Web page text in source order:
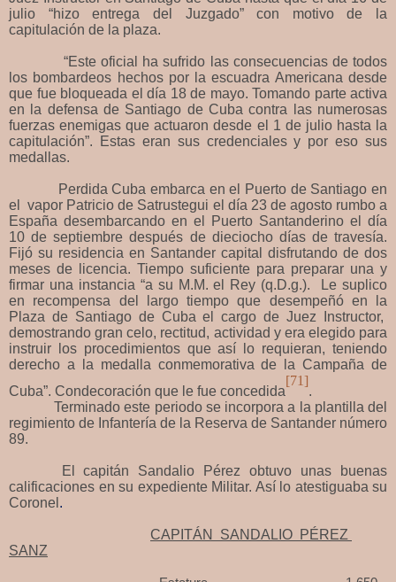
julio “hizo entrega del Juzgado” con motivo de la
capitulación de la plaza.
“Este oficial ha sufrido las consecuencias de todos
los bombardeos hechos por la escuadra Americana desde
que fue bloqueada el día 18 de mayo. Tomando parte activa
en la defensa de Santiago de Cuba contra las numerosas
fuerzas enemigas que actuaron desde el 1 de julio hasta la
capitulación”. Estas eran sus credenciales y por eso sus
medallas.
Perdida Cuba embarca en el Puerto de Santiago en
el vapor Patricio de Satrustegui el día 23 de agosto rumbo a
España desembarcando en el Puerto Santanderino el día
10 de septiembre después de dieciocho días de travesía.
Fijó su residencia en Santander capital disfrutando de dos
meses de licencia. Tiempo suficiente para preparar una y
firmar una instancia “a su M.M. el Rey (q.D.g.). Le suplico
en recompensa del largo tiempo que desempeñó en la
Plaza de Santiago de Cuba el cargo de Juez Instructor,
demostrando gran celo, rectitud, actividad y era elegido para
instruir los procedimientos que así lo requieran, teniendo
derecho a la medalla conmemorativa de la Campaña de
Cuba”. Condecoración que le fue concedida
[71]
.
Terminado este periodo se incorpora a la plantilla del
regimiento de Infantería de la Reserva de Santander número
89.
El capitán Sandalio Pérez obtuvo unas buenas
calificaciones en su expediente Militar. Así lo atestiguaba su
Coronel .
CAPITÁN SANDALIO PÉREZ
SANZ